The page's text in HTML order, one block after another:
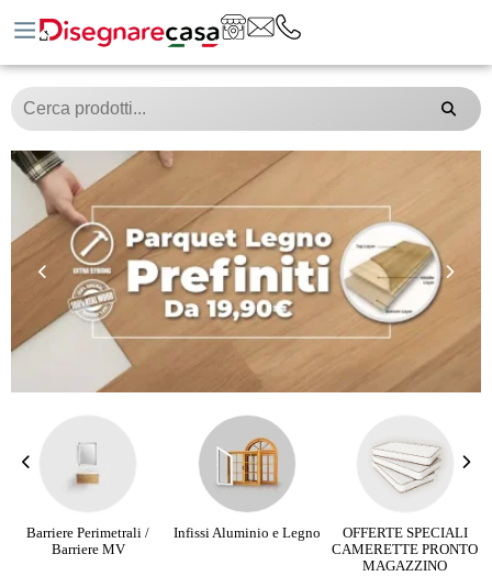
Barriere Perimetrali /
Barriere MV
Infissi Aluminio e Legno
OFFERTE SPECIALI
CAMERETTE PRONTO
MAGAZZINO